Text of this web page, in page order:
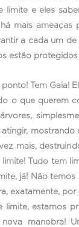
limite e eles
mais ameaças
a cada um
estão protegidos
Tem Gaia!
o que querem
mais,
Tudo tem
já! Não
exatamente,
limite, estamos
manobra!